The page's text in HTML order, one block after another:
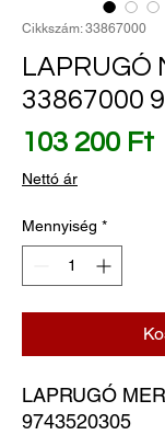
Cikkszám: 33867000
LAPRUGÓ
33867000
103 200 Ft
Nettó ár
Mennyiség *
LAPRUGÓ
9743520305